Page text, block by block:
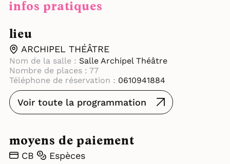
infos pratiques
lieu
ARCHIPEL THÉÂTRE
Nom de la salle : Salle Archipel Théâtre
Nombre de places : 77
Téléphone de réservation : 0610941884
Voir toute la programmation
moyens de paiement
CB Espèces